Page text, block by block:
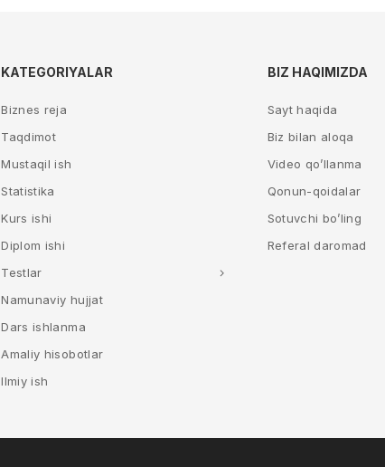
KATEGORIYALAR
Biznes reja
Taqdimot
Mustaqil ish
Statistika
Kurs ishi
Diplom ishi
Testlar
Namunaviy hujjat
Dars ishlanma
Amaliy hisobotlar
Ilmiy ish
BIZ HAQIMIZDA
Sayt haqida
Biz bilan aloqa
Video qo’llanma
Qonun-qoidalar
Sotuvchi bo’ling
Referal daromad